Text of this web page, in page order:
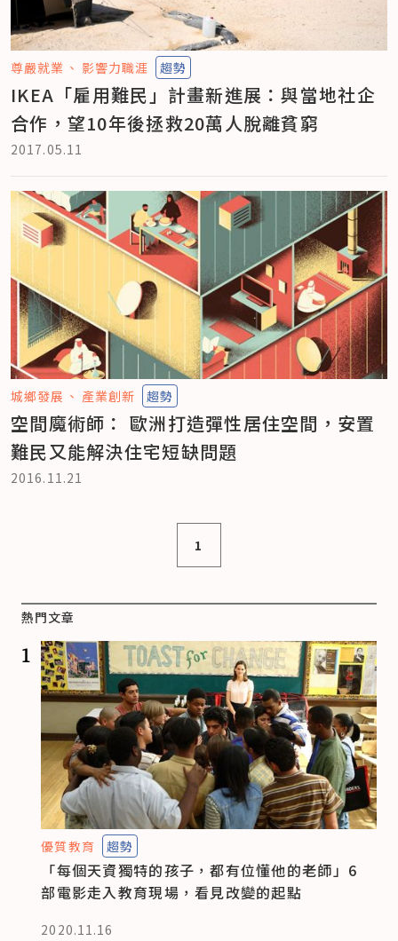
尊嚴就業 影響力職涯 趨勢
IKEA「雇用難民」計畫新進展：與當地社企
合作，望10年後拯救20萬人脫離貧窮
2017.05.11
城鄉發展 產業創新 趨勢
空間魔術師： 歐洲打造彈性居住空間，安置
難民又能解決住宅短缺問題
2016.11.21
1
熱門文章
1
優質教育 趨勢
「每個天資獨特的孩子，都有位懂他的老師」6
部電影走入教育現場，看見改變的起點
2020.11.16